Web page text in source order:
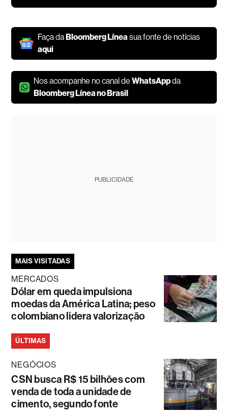
Faça daBloomberg Líneasua fonte de notícias
aqui
Nos acompanhe no canal deWhatsAppda
Bloomberg Línea no Brasil
PUBLICIDADE
MAIS VISITADAS
MERCADOS
Dólar em queda impulsiona
moedas da América Latina; peso
colombiano lidera valorização
ÚLTIMAS
NEGÓCIOS
CSN busca R$ 15 bilhões com
venda de toda a unidade de
cimento, segundo fonte